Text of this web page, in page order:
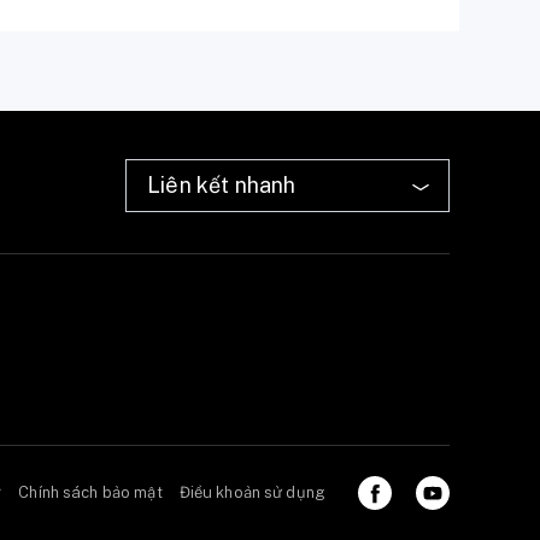
Chính sách bảo mật Điều khoản sử dụng